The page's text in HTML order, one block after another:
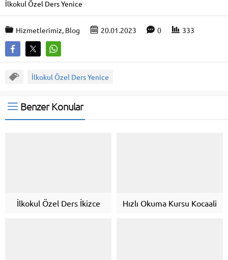
İlkokul Özel Ders Yenice
Hizmetlerimiz, Blog 20.01.2023 0 333
İlkokul Özel Ders Yenice
Benzer Konular
İlkokul Özel Ders İkizce Hızlı Okuma Kursu Kocaali